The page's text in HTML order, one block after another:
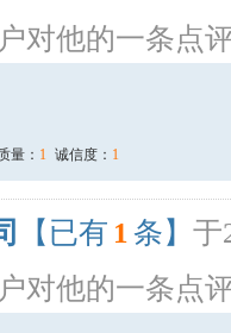
对他的一条点
量： 1 诚信度： 1
【已有 1 条】 于
对他的一条点